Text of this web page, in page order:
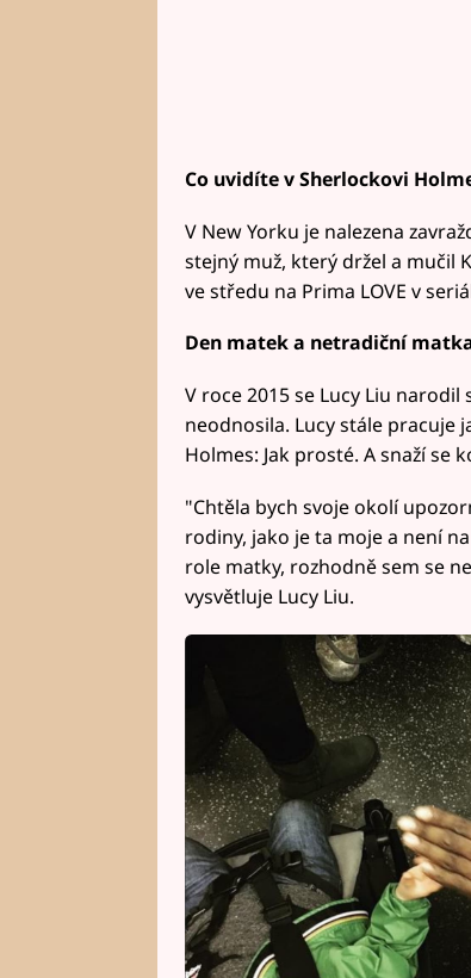
Co uvidíte v Sherlockovi
V New Yorku je nalezena
stejný muž, který držel a mučil
ve středu na Prima LOVE v
Den matek a netradiční
V roce 2015 se Lucy Liu
neodnosila. Lucy stále pracuje
Holmes: Jak prosté. A snaží
"Chtěla bych svoje okolí
rodiny, jako je ta moje a není
role matky, rozhodně sem se
vysvětluje Lucy Liu.